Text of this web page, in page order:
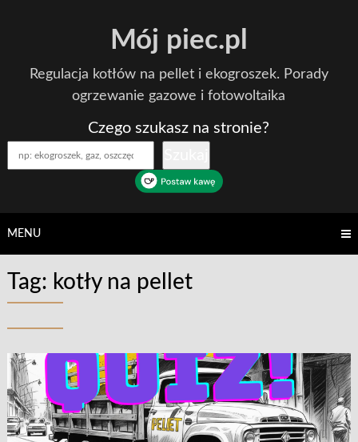
Mój piec.pl
Regulacja kotłów na pellet i ekogroszek. Porady
ogrzewanie gazowe i fotowoltaika
Czego szukasz na stronie?
MENU
Tag: kotły na pellet